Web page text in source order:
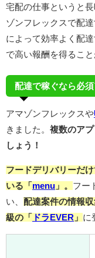
宅配の仕事というと
ゾンフレックスで配
によって効率よく配
で高い報酬を得ること
配達で稼ぐなら必須
アマゾンフレックスや
きました。 複数のア
しょう！
フードデリバリーだ
いる「 menu 」。 フー
い、 配達案件の情報
級の「
ドラEVER 」 に